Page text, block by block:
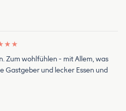
★ ★
Zum wohlfühlen - mit Allem, was
Gastgeber und lecker Essen und